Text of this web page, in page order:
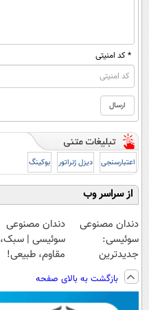
* کد امنیتی
اعتبارسنجی دیزل ژنراتور بوکینگ
از سراسر وب
دندان مصنوعی
سوئیسی:
جدیدترین
فناوری اروپا،
سبک و مقاوم |
پرداخت قسطی
دندان مصنوعی
سوئیسی | سبک،
مقاوم، طبیعی!
رایگان+پرداخت
اقساطی😍
بازگشت به بالای صفحه